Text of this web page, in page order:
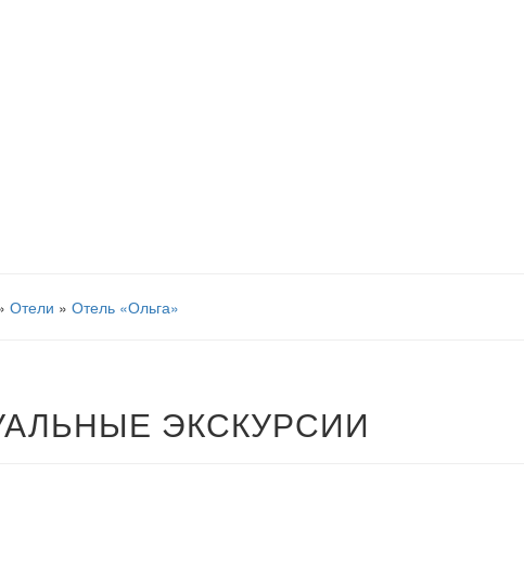
Отели » Отель «Ольга»
ЭКСКУРСИИ